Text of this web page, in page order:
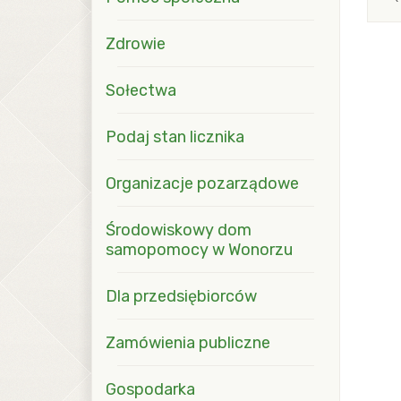
Zdrowie
Sołectwa
Podaj stan licznika
Organizacje pozarządowe
Środowiskowy dom
samopomocy w Wonorzu
Dla przedsiębiorców
Zamówienia publiczne
Gospodarka